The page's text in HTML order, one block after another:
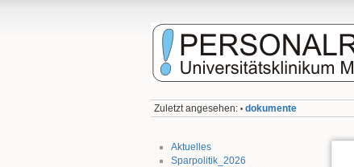
Zuletzt angesehen: • dokumente
Aktuelles
Sparpolitik_2026